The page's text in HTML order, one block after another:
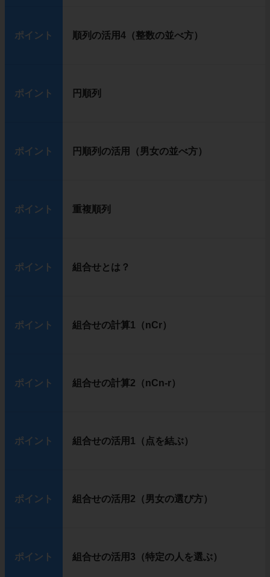
ポイント 順列の活用4（整数の並べ方）
ポイント 円順列
ポイント 円順列の活用（男女の並べ方）
ポイント 重複順列
ポイント 組合せとは？
ポイント 組合せの計算1（nCr）
ポイント 組合せの計算2（nCn-r）
ポイント 組合せの活用1（点を結ぶ）
ポイント 組合せの活用2（男女の選び方）
ポイント 組合せの活用3（特定の人を選ぶ）